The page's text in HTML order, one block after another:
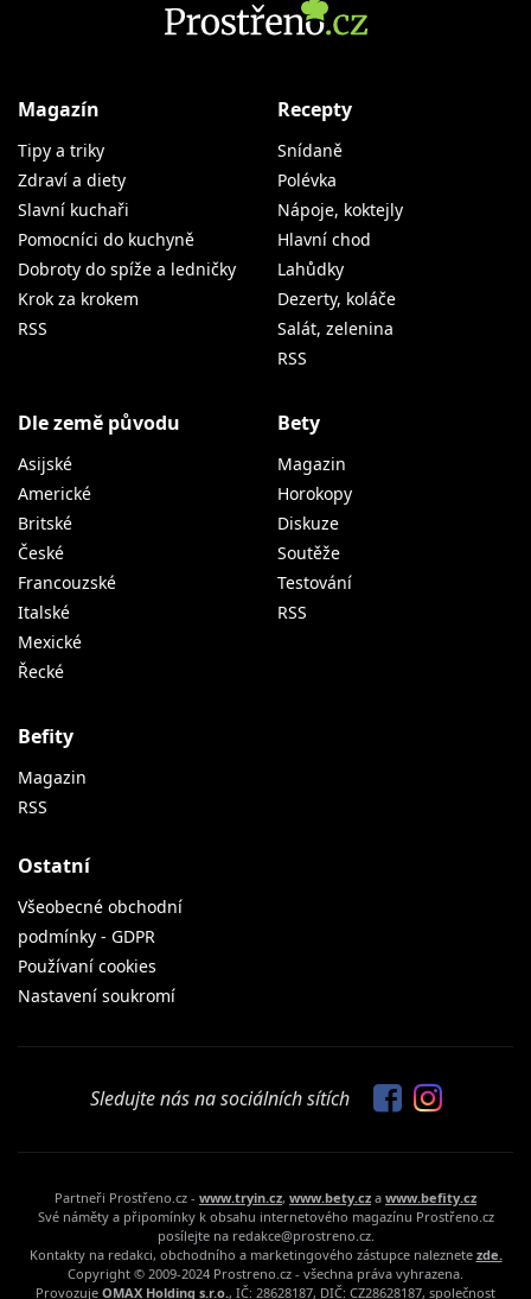
Magazín
Tipy a triky
Zdraví a diety
Slavní kuchaři
Pomocníci do kuchyně
Dobroty do spíže a ledničky
Krok za krokem
RSS
Recepty
Snídaně
Polévka
Nápoje, koktejly
Hlavní chod
Lahůdky
Dezerty, koláče
Salát, zelenina
RSS
Dle země původu
Asijské
Americké
Britské
České
Francouzské
Italské
Mexické
Řecké
Bety
Magazin
Horokopy
Diskuze
Soutěže
Testování
RSS
Befity
Magazin
RSS
Ostatní
Všeobecné obchodní
podmínky - GDPR
Používaní cookies
Nastavení soukromí
Sledujte nás na sociálních sítích
Partneři Prostřeno.cz - www.tryin.cz, www.bety.cz a www.befity.cz
Své náměty a připomínky k obsahu internetového magazínu Prostřeno.cz
posílejte na redakce@prostreno.cz.
Kontakty na redakci, obchodního a marketingového zástupce naleznete zde.
Copyright © 2009-2024 Prostreno.cz - všechna práva vyhrazena.
Provozuje OMAX Holding s.r.o., IČ: 28628187, DIČ: CZ28628187, společnost